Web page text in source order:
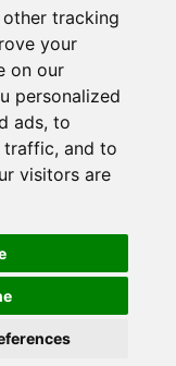
other tracking
your
on our
personalized
ads, to
traffic, and to
visitors are
h
a
1, നമ്പർ 778,
വുചെങ് ജില്ല,
പ്രവിശ്യ